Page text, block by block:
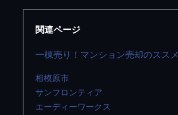
関連ページ
一棟売り！マンション売却のススメ
相模原市
サンフロンティア
エーディーワークス